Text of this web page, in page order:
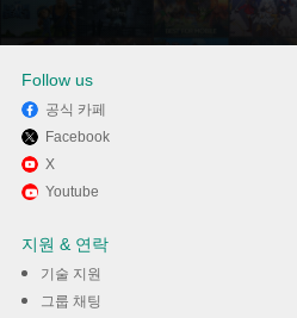
Follow us
공식 카페
Facebook
X
Youtube
지원 & 연락
기술 지원
그룹 채팅